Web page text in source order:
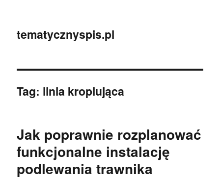
tematycznyspis.pl
Tag: linia kroplująca
Jak poprawnie rozplanować
funkcjonalne instalację
podlewania trawnika